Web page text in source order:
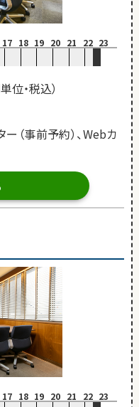
17 18 19 20 21 22 23
位・税込）
ー（事前予約）、Webカ
17 18 19 20 21 22 23